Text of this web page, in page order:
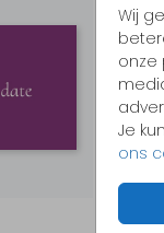
Wij
onze
Je
ons